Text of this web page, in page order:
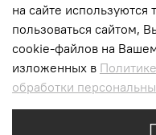
+7
г. Москва,
Интернет-
на сайте
пользоваться сайтом,
cookie-файлов на
изложенных в
обработки